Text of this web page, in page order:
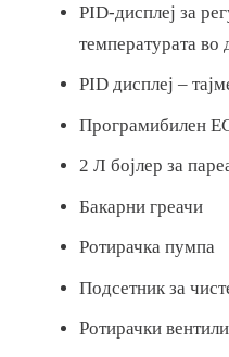
PID-дисплеј за
температурата во
PID дисплеј –
Програмибилен
2 Л бојлер за
Бакарни греачи
Ротирачка пумпа
Подсетник за
Ротирачки вентили